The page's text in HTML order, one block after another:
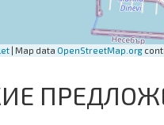
| Map data OpenStreetMap.org